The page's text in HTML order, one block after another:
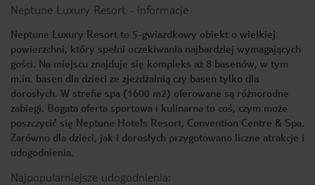
Neptune Luxury Resort - informacje
Neptune Luxury Resort to 5-gwiazdkowy obiekt o wielkiej
powierzchni, który spełni oczekiwania najbardziej wymagających
gości. Na miejscu znajduje się kompleks aż 8 basenów, w tym
m.in. basen dla dzieci ze zjeżdżalnią czy basen tylko dla
dorosłych. W strefie spa (1600 m2) oferowane są różnorodne
zabiegi. Bogata oferta sportowa i kulinarna to coś, czym może
poszczycić się Neptune Hotels Resort, Convention Centre & Spa.
Zarówno dla dzieci, jak i dorosłych przygotowano liczne atrakcje i
udogodnienia.
Najpopularniejsze udogodnienia: